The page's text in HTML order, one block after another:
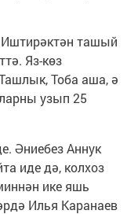
ташый
Яз-көз
Тоба аша, ә
узып 25
Әниебез Аннук
иде дә, колхоз
ике яшь
Илья Каранаев